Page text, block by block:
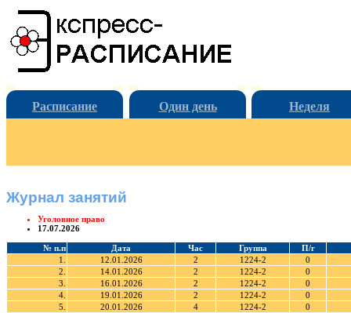
Расписание Один день Неделя
Журнал занятий
Уголовное право
17.07.2026
№ п.п Дата Час Группа
П/г
1.
12.01.2026 2 1224-2
0
2.
14.01.2026 2 1224-2
0
3.
16.01.2026 2 1224-2
0
4.
19.01.2026 2 1224-2
0
5.
20.01.2026 4 1224-2
0